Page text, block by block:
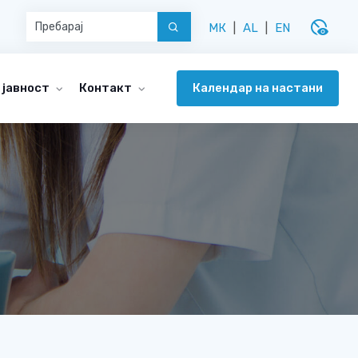
МК AL EN disabled_visible
Контакт Календар на настани